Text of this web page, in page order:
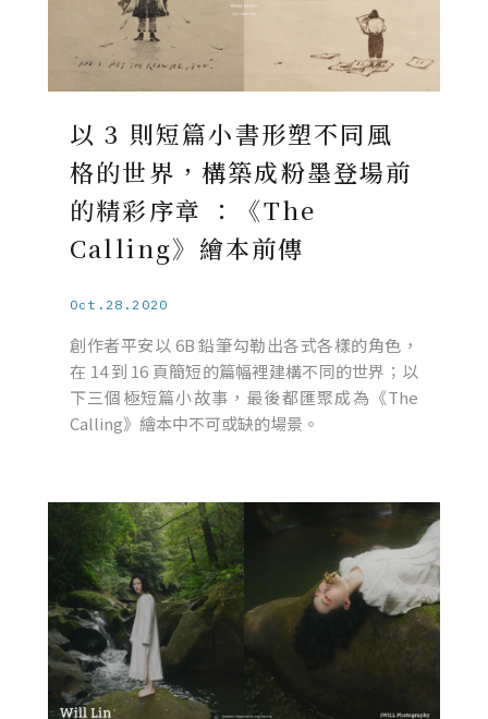
以 3 則短篇小書形塑不同風
格的世界，構築成粉墨登場前
的精彩序章 ：《The
Calling》繪本前傳
Oct.28.2020
創作者平安以 6B 鉛筆勾勒出各式各樣的角色，
在 14 到 16 頁簡短的篇幅裡建構不同的世界；以
下三個極短篇小故事，最後都匯聚成為《The
Calling》繪本中不可或缺的場景。